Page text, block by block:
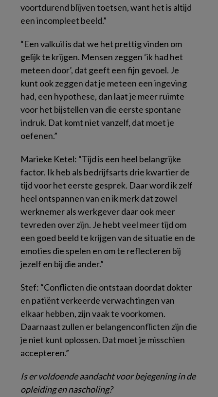
voortdurend blijven toetsen, want het is altijd
een incompleet beeld.”
“Een valkuil is dat we het prettig vinden om
gelijk te krijgen. Mensen zeggen ‘ik had het
meteen door’, dat geeft een fijn gevoel. Je
kunt ook zeggen dat je meteen een ingeving
had, een hypothese, dan laat je meer ruimte
voor het bijstellen van die eerste spontane
indruk. Dat komt niet vanzelf, dat moet je
oefenen.”
Marieke Ketel: “Tijd is een heel belangrijke
factor. Ik heb als bedrijfsarts drie kwartier de
tijd voor het eerste gesprek. Daar word ik zelf
heel ontspannen van en ik merk dat zowel
werknemer als werkgever daar ook meer
tevreden over zijn. Je hebt veel meer tijd om
een goed beeld te krijgen van de situatie en de
emoties die spelen en om te reflecteren bij
jezelf en bij die ander.”
Stef: “Conflicten die ontstaan doordat dokter
en patiënt verkeerde verwachtingen van
elkaar hebben, zijn vaak te voorkomen.
Daarnaast zullen er belangenconflicten zijn die
je niet kunt oplossen. Dat moet je misschien
accepteren.”
Is er voldoende aandacht voor bejegening in de
opleiding en nascholing?